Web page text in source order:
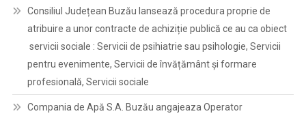
Consiliul Județean Buzău lansează procedura proprie de
atribuire a unor contracte de achiziție publică ce au ca obiect
servicii sociale : Servicii de psihiatrie sau psihologie, Servicii
pentru evenimente, Servicii de învățământ și formare
profesională, Servicii sociale
Compania de Apă S.A. Buzău angajeaza Operator